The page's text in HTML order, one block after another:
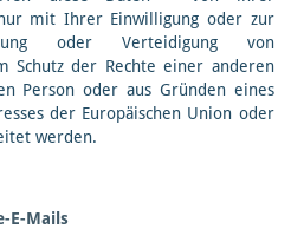
mit Ihrer Einwilligung oder zur
oder Verteidigung von
Schutz der Rechte einer anderen
Person oder aus Gründen eines
der Europäischen Union oder
werden.
E-Mails